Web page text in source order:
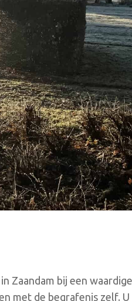
Zaandam bij een
met de begrafenis zelf.